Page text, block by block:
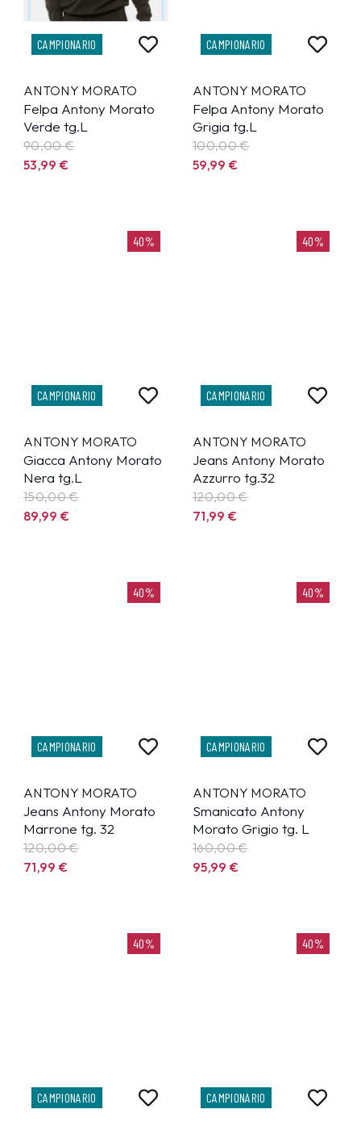
CAMPIONARIO
ANTONY MORATO
Felpa Antony Morato
Verde tg.L
90,00 €
53,99€
CAMPIONARIO
ANTONY MORATO
Felpa Antony Morato
Grigia tg.L
100,00 €
59,99€
40%
CAMPIONARIO
ANTONY MORATO
Giacca Antony Morato
Nera tg.L
150,00 €
89,99€
40%
CAMPIONARIO
ANTONY MORATO
Jeans Antony Morato
Azzurro tg.32
120,00 €
71,99€
40%
CAMPIONARIO
ANTONY MORATO
Jeans Antony Morato
Marrone tg. 32
120,00 €
71,99€
40%
CAMPIONARIO
ANTONY MORATO
Smanicato Antony
Morato Grigio tg. L
160,00 €
95,99€
40%
CAMPIONARIO
40%
CAMPIONARIO